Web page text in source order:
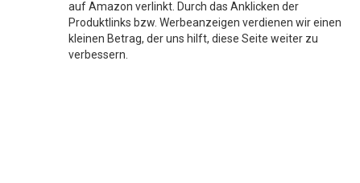
auf Amazon verlinkt. Durch das Anklicken der
Produktlinks bzw. Werbeanzeigen verdienen wir einen
kleinen Betrag, der uns hilft, diese Seite weiter zu
verbessern.